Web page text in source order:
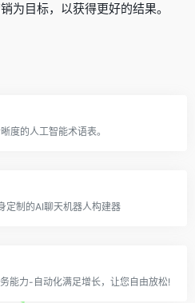
为目标，以获得更好的结果。
度的人工智能术语表。
定制的AI聊天机器人构建器
能力-自动化满足增长，让您自由放松!